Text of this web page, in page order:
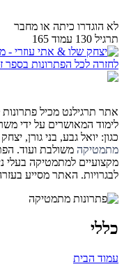
לא הוגדרו כיתה או מחבר
תרגיל 130 עמוד 165
לחזרה לכל הפתרונות בספר
אתר תרגילנט מכיל
לימוד המאושרים על ידי
כגון: יואל גבע, בני גורן,
מתמטיקה משולבת ועוד.
מקצועיים למתמטיקה בעלי
לבגרויות. האתר מסייע
כללי
עמוד הבית